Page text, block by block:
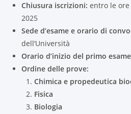
Chiusura iscrizioni: entro le
2025
Sede d’esame e orario di
dell’Università
Orario d’inizio del primo
Ordine delle prove:
Chimica e propedeutica
Fisica
Biologia